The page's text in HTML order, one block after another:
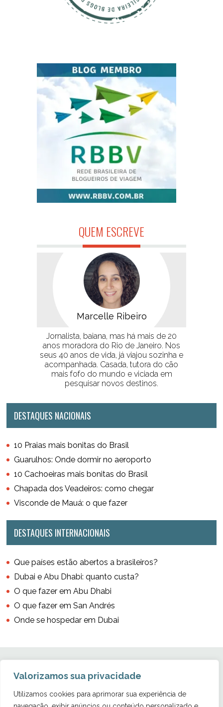
Valorizamos sua privacidade
Utilizamos cookies para aprimorar sua experiência de
QUEM ESCREVE
Marcelle Ribeiro
Jornalista, baiana, mas há mais de 20
anos moradora do Rio de Janeiro. Nos
seus 40 anos de vida, já viajou sozinha e
acompanhada. Casada, tutora do cão
mais fofo do mundo e viciada em
pesquisar novos destinos.
DESTAQUES NACIONAIS
10 Praias mais bonitas do Brasil
Guarulhos: Onde dormir no aeroporto
10 Cachoeiras mais bonitas do Brasil
Chapada dos Veadeiros: como chegar
Visconde de Mauá: o que fazer
DESTAQUES INTERNACIONAIS
Que países estão abertos a brasileiros?
Dubai e Abu Dhabi: quanto custa?
O que fazer em Abu Dhabi
O que fazer em San Andrés
Onde se hospedar em Dubai